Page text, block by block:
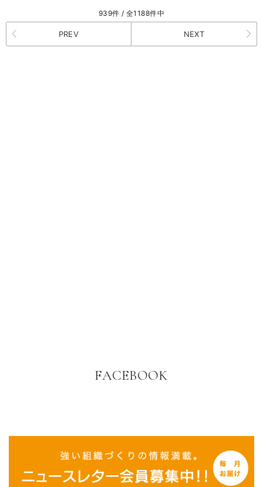
939件 / 全1188件中
PREV NEXT
FACEBOOK